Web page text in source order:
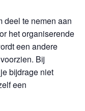
deel te nemen aan
het organiserende
een andere
Bij
bijdrage niet
een